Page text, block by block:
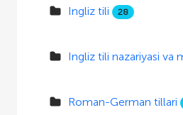
Ingliz tili 28
Ingliz tili nazariyasi va
Roman-German tillari